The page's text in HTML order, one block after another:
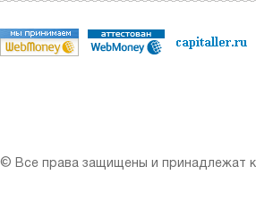
© Все права защищены и принадлежат